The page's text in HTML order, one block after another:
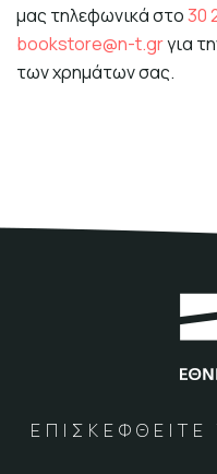
μας τηλεφωνικά στο30
bookstore@n-t.grγια
των χρημάτων σας.